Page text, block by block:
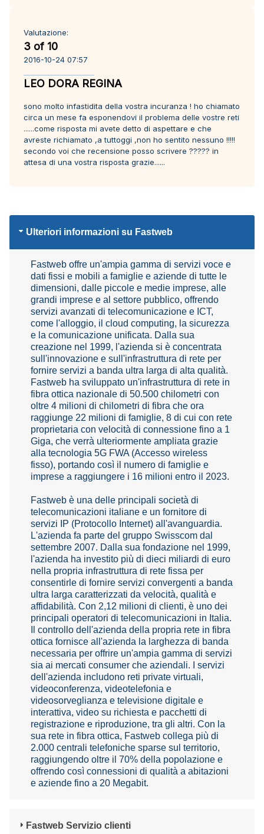
Valutazione:
3 of 10
2016-10-24 07:57
LEO DORA REGINA
sono molto infastidita della vostra incuranza ! ho chiamato
circa un mese fa esponendovi il problema delle vostre reti
......come risposta mi avete detto di aspettare e che
avreste richiamato ,a tuttoggi ,non ho sentito nessuno !!!!!
secondo voi che recensione posso scrivere ????? in
attesa di una vostra risposta grazie......
Ulteriori informazioni su Fastweb
Fastweb offre un'ampia gamma di servizi voce e
dati fissi e mobili a famiglie e aziende di tutte le
dimensioni, dalle piccole e medie imprese, alle
grandi imprese e al settore pubblico, offrendo
servizi avanzati di telecomunicazione e ICT,
come l'alloggio, il cloud computing, la sicurezza
e la comunicazione unificata. Dalla sua
creazione nel 1999, l'azienda si è concentrata
sull'innovazione e sull'infrastruttura di rete per
fornire servizi a banda ultra larga di alta qualità.
Fastweb ha sviluppato un'infrastruttura di rete in
fibra ottica nazionale di 50.500 chilometri con
oltre 4 milioni di chilometri di fibra che ora
raggiunge 22 milioni di famiglie, 8 di cui con rete
proprietaria con velocità di connessione fino a 1
Giga, che verrà ulteriormente ampliata grazie
alla tecnologia 5G FWA (Accesso wireless
fisso), portando così il numero di famiglie e
imprese a raggiungere i 16 milioni entro il 2023.
Fastweb è una delle principali società di
telecomunicazioni italiane e un fornitore di
servizi IP (Protocollo Internet) all'avanguardia.
L'azienda fa parte del gruppo Swisscom dal
settembre 2007. Dalla sua fondazione nel 1999,
l'azienda ha investito più di dieci miliardi di euro
nella propria infrastruttura di rete fissa per
consentirle di fornire servizi convergenti a banda
ultra larga caratterizzati da velocità, qualità e
affidabilità. Con 2,12 milioni di clienti, è uno dei
principali operatori di telecomunicazioni in Italia.
Il controllo dell'azienda della propria rete in fibra
ottica fornisce all'azienda la larghezza di banda
necessaria per offrire un'ampia gamma di servizi
sia ai mercati consumer che aziendali. I servizi
dell'azienda includono reti private virtuali,
videoconferenza, videotelefonia e
videosorveglianza e televisione digitale e
interattiva, video su richiesta e pacchetti di
registrazione e riproduzione, tra gli altri. Con la
sua rete in fibra ottica, Fastweb collega più di
2.000 centrali telefoniche sparse sul territorio,
raggiungendo oltre il 70% della popolazione e
offrendo così connessioni di qualità a abitazioni
e aziende fino a 20 Megabit.
Fastweb Servizio clienti